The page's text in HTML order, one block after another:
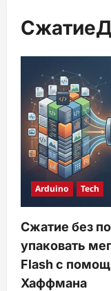
Arduino Tech
Сжатие без
упаковать
Flash с
Хаффмана